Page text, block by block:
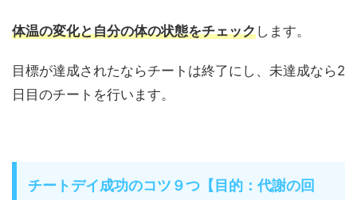
体温の変化と自分の体の状態をチェックします。
目標が達成されたならチートは終了にし、未達成なら2
日目のチートを行います。
チートデイ成功のコツ９つ【目的：代謝の回